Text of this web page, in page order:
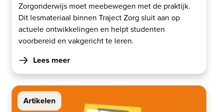
Zorgonderwijs moet meebewegen met de praktijk.
Dit lesmateriaal binnen Traject Zorg sluit aan op
actuele ontwikkelingen en helpt studenten
voorbereid en vakgericht te leren.
Lees meer
Artikelen